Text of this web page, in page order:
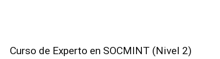
Curso de Experto en SOCMINT (Nivel 2)